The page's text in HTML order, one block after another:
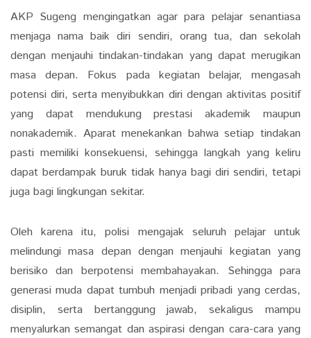
AKP Sugeng mengingatkan agar para pelajar senantiasa
menjaga nama baik diri sendiri, orang tua, dan sekolah
dengan menjauhi tindakan-tindakan yang dapat merugikan
masa depan. Fokus pada kegiatan belajar, mengasah
potensi diri, serta menyibukkan diri dengan aktivitas positif
yang dapat mendukung prestasi akademik maupun
nonakademik. Aparat menekankan bahwa setiap tindakan
pasti memiliki konsekuensi, sehingga langkah yang keliru
dapat berdampak buruk tidak hanya bagi diri sendiri, tetapi
juga bagi lingkungan sekitar.
Oleh karena itu, polisi mengajak seluruh pelajar untuk
melindungi masa depan dengan menjauhi kegiatan yang
berisiko dan berpotensi membahayakan. Sehingga para
generasi muda dapat tumbuh menjadi pribadi yang cerdas,
disiplin, serta bertanggung jawab, sekaligus mampu
menyalurkan semangat dan aspirasi dengan cara-cara yang